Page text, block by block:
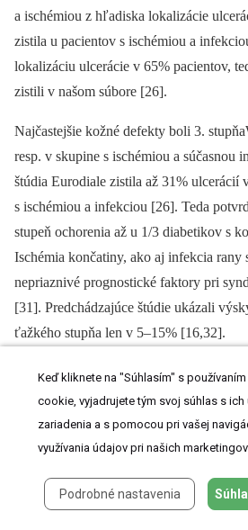
a ischémiou z hľadiska lokalizácie
zistila u pacientov s ischémiou a
lokalizáciu ulcerácie v 65% pacientov,
zistili v našom súbore [26].
Najčastejšie kožné defekty boli 3.
resp. v skupine s ischémiou a súčasnou
štúdia Eurodiale zistila až 31% ulcerácií
s ischémiou a infekciou [26]. Teda
stupeň ochorenia až u 1/3 diabetikov s
Ischémia končatiny, ako aj infekcia rany
nepriaznivé prognostické faktory pri
[31]. Predchádzajúce štúdie ukázali
ťažkého stupňa len v 5–15% [16,32].
Závery
2. typu s dlhším trvaním ochorenia,
Keď kliknete na "Súhlasím" s
cookie, vyjadrujete tým svoj súhlas s
zariadenia a s pomocou pri vašej
využívania údajov pri našich
Podrobné nastavenia